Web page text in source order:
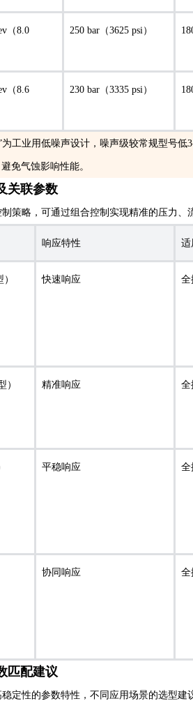
（8.0 250 bar（3625 psi）
（8.6 230 bar（3335 psi）
工业用低噪声设计，噪声级较常规型号低
免气蚀影响性能。
关联参数
策略，可通过组合控制实现精准的压力、
响应特性 适
快速响应 全
） 精准响应 全
平稳响应 全
协同响应 全
匹配建议
定性的参数特性，不同应用场景的选型建